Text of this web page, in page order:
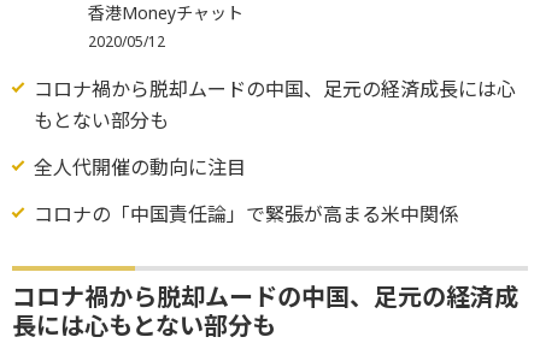
香港Moneyチャット
2020/05/12
コロナ禍から脱却ムードの中国、足元の経済成長には心
もとない部分も
全人代開催の動向に注目
コロナの「中国責任論」で緊張が高まる米中関係
コロナ禍から脱却ムードの中国、足元の経済成
長には心もとない部分も